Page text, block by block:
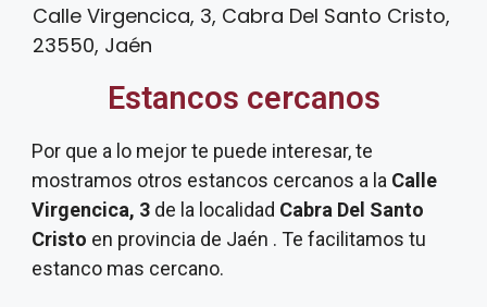
Calle Virgencica, 3, Cabra Del Santo Cristo,
23550, Jaén
Estancos cercanos
Por que a lo mejor te puede interesar, te
mostramos otros estancos cercanos a la Calle
Virgencica, 3 de la localidad Cabra Del Santo
Cristo en provincia de Jaén . Te facilitamos tu
estanco mas cercano.